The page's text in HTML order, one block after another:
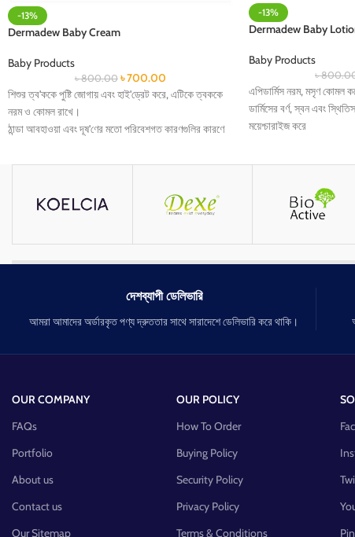
-13%
Dermadew Baby Cream
Baby Products
৳800.00 ৳700.00
শিশুর ত্ব'ককে পুষ্টি জোগায় এবং হাই'ড্রেট করে, এটিকে ত্বককে
নরম ও কোমল রাখে।
ঠান্ডা আবহাওয়া এবং দূষ'ণের মতো পরিবেশগত কারণগুলির কারণে
সাহায্য করে।
উপাদান রয়েছে।
ডায়াপার ফুসকুড়ি বা ত্বকের অন্যান্য জ্বা'লা দ্বারা সৃষ্ট লা'লভাব
ক্ষ'তিকা'রক রাসা'য়নিক যেমন প্যা'রাবেন, সাল'ফেট এবং কৃ'ত্রিম
-13%
Dermadew Baby
Baby Products
৳
এপিডার্মিস নরম, মসৃণ কোমল
ডার্মিসের বর্ণ, স্বন এবং
ময়েশ্চারাইজ করে
দেশব্যাপী ডেলিভারি
আমরা আমাদের অর্ডারকৃত পণ্য দ্রুততার সাথে সারাদেশে ডেলিভারি করে থাকি।
OUR COMPANY
FAQs
Portfolio
About us
Contact us
Our Sitemap
OUR POLICY
How To Order
Buying Policy
Security Policy
Privacy Policy
Terms & Conditions